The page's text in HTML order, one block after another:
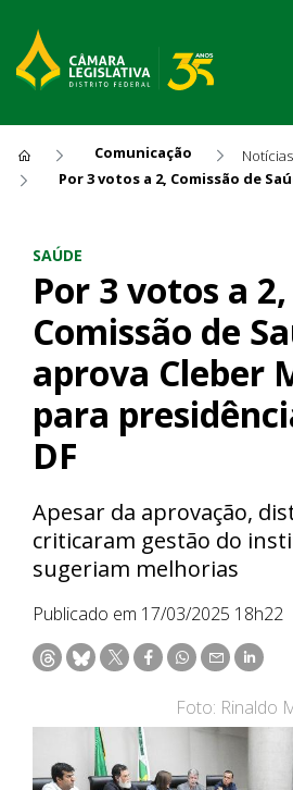
Comunicação Notícias
SAÚDE
Por 3 votos a 2,
Comissão de
aprova Cleber
para
DF
Apesar da aprovação,
criticaram gestão do
sugeriam melhorias
Publicado em 17/03/2025 18h22
Foto: Rinaldo